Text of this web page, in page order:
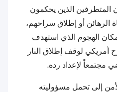
الذين يحكمون
الرهائن أو إطلاق سراحهم،
الهجوم الذي استهدف
أمريكي لوقف إطلاق النار
مجتمعاً لإعداد رده.
إلى تحمل مسؤوليته